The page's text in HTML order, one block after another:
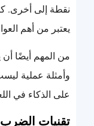
نقطة إلى أخرى.
يعتبر من أهم
من المهم أيضًا أن
وأمثلة عملية
على الذكاء في
تقنيات